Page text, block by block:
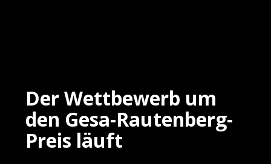
Der Wettbewerb um
den Gesa-Rautenberg-
Preis läuft